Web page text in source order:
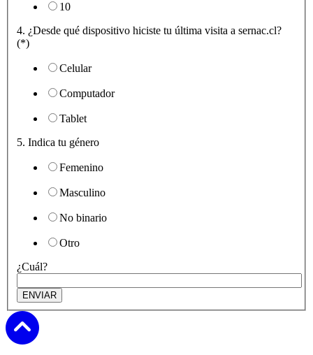
10
4. ¿Desde qué dispositivo hiciste tu última visita a sernac.cl?
(*)
Celular
Computador
Tablet
5. Indica tu género
Femenino
Masculino
No binario
Otro
¿Cuál?